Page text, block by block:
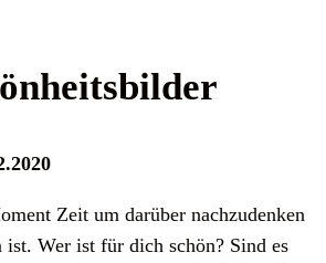
Zeit um darüber nachzudenken
ist. Wer ist für dich schön? Sind es